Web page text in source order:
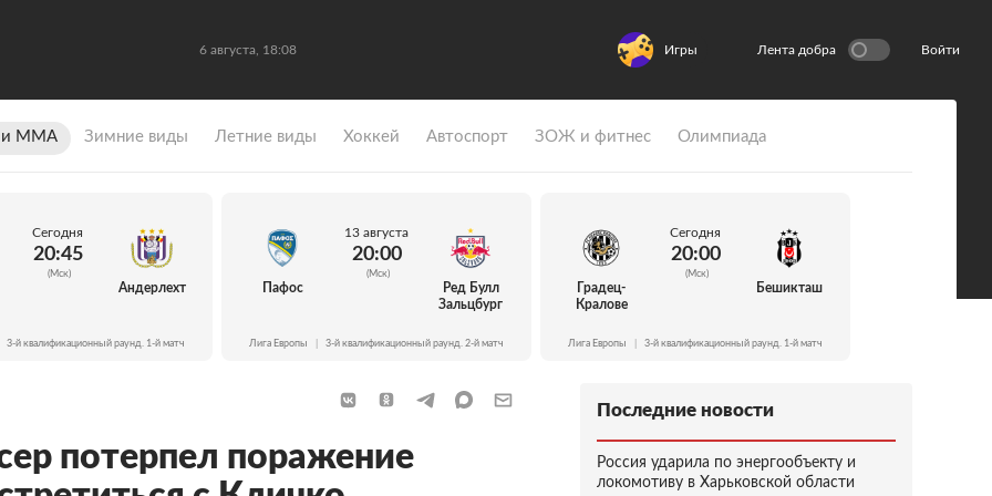
6 августа, 18:08 Игры Лента добра Войти
и ММА Зимние виды Летние виды Хоккей Автоспорт ЗОЖ и фитнес Олимпиада
Сегодня
20:45
(Мск)
Андерлехт
3-й квалификационный раунд. 1-й матч
Пафос
13 августа
20:00
(Мск)
Ред Булл
Зальцбург
Лига Европы 3-й квалификационный раунд. 2-й матч
Градец-
Кралове
Сегодня
20:00
(Мск)
Бешикташ
Лига Европы 3-й квалификационный раунд. 1-й матч
потерпел поражение
Последние новости
Россия ударила по энергообъекту и
локомотиву в Харьковской области